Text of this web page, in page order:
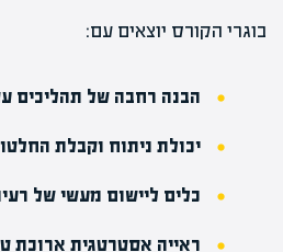
בוגרי הקורס יוצאים עם:
הבנה רחבה של תהליכים
יכולת ניתוח וקבלת
כלים ליישום מעשי של
ראייה אסטרטגית ארוכת